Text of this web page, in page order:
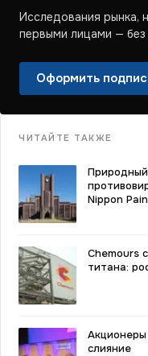
Исследования рынка,
первыми лицами — без
Оформить
ЧИТАЙТЕ ТАКЖЕ
Nippon
Chemours
титана:
слияние